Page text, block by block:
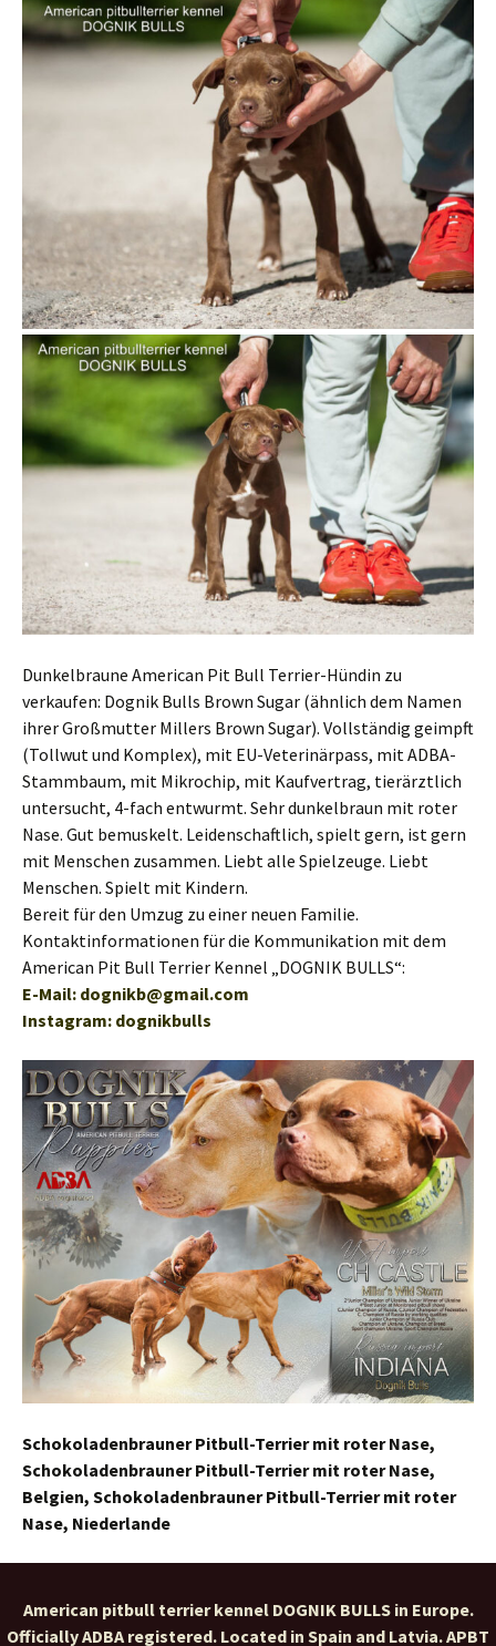
Dunkelbraune American Pit Bull Terrier-Hündin zu
verkaufen: Dognik Bulls Brown Sugar (ähnlich dem Namen
ihrer Großmutter Millers Brown Sugar). Vollständig geimpft
(Tollwut und Komplex), mit EU-Veterinärpass, mit ADBA-
Stammbaum, mit Mikrochip, mit Kaufvertrag, tierärztlich
untersucht, 4-fach entwurmt. Sehr dunkelbraun mit roter
Nase. Gut bemuskelt. Leidenschaftlich, spielt gern, ist gern
mit Menschen zusammen. Liebt alle Spielzeuge. Liebt
Menschen. Spielt mit Kindern.
Bereit für den Umzug zu einer neuen Familie.
Kontaktinformationen für die Kommunikation mit dem
American Pit Bull Terrier Kennel „DOGNIK BULLS“:
E-Mail: dognikb@gmail.com
Instagram: dognikbulls
Schokoladenbrauner Pitbull-Terrier mit roter Nase,
Schokoladenbrauner Pitbull-Terrier mit roter Nase,
Belgien, Schokoladenbrauner Pitbull-Terrier mit roter
Nase, Niederlande
American pitbull terrier kennel DOGNIK BULLS in Europe.
Officially ADBA registered. Located in Spain and Latvia. APBT